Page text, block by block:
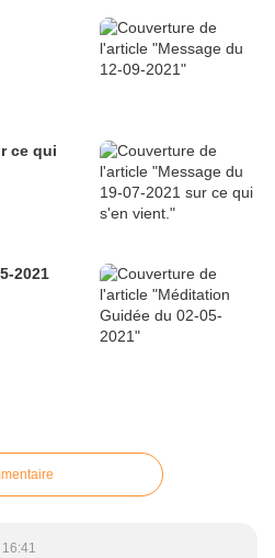
ce qui
2021